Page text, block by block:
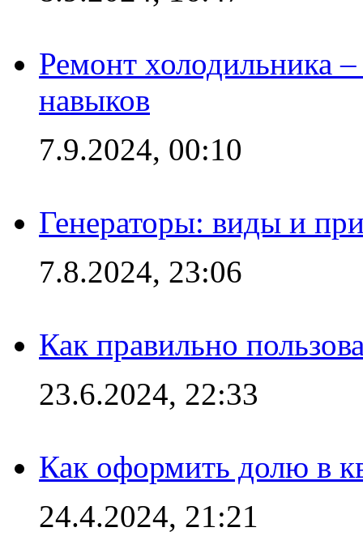
Ремонт холодильника
навыков
7.9.2024, 00:10
Генераторы: виды и
7.8.2024, 23:06
Как правильно
23.6.2024, 22:33
Как оформить долю в
24.4.2024, 21:21